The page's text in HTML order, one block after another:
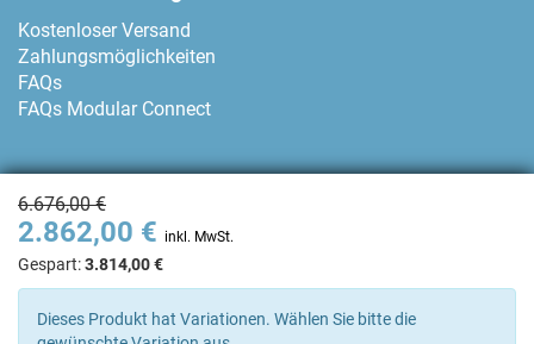
6.676,00 €
2.862,00 € inkl. MwSt.
Gespart:3.814,00 €
Dieses Produkt hat Variationen. Wählen Sie bitte die
Kostenloser Versand
Zahlungsmöglichkeiten
FAQs
FAQs Modular Connect
Zahlungsmethoden
Kontakt